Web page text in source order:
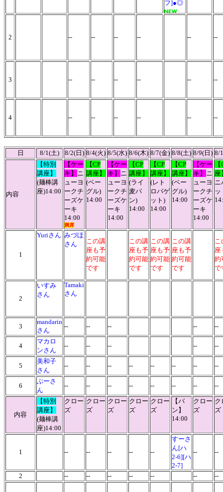
フ]●◎
2 -- -- -- -- --
3 -- -- -- -- -- --
4 -- -- -- -- -- --
日 8/1(土) 8/2(日) 8/4(火) 8/5(水) 8/6(木) 8/7(金) 8/8(土) 8/9(日) 8/
内容
【特別
講座】
(麺棒講
座)14:00
【ケー
キ】
ニ
ューヨ
ークチ
ーズケ
ーキ
14:00
満席
【CP
講座】
(ベー
グル)
14:00
【ケー
キ】
ニ
ューヨ
ークチ
ーズケ
ーキ
14:00
【CP
講座】
(ライ
麦パ
ン)
14:00
【CP
講座】
(レト
ロバゲ
ット )
14:00
【CP
講座】
(ベー
グル)
14:00
【ケー
キ】
ニ
ューヨ
ークチ
ーズケ
ーキ
14:00
座
ニ
ッ
1
Yuriさん みづほ
さん
この講
座も予
約可能
です
この講
座も予
約可能
です
この講
座も予
約可能
です
この講
座も予
約可能
です
座
約
で
2
いすみ
さん
Tamaki
さん
3
mandarin
さん
-- -- -- -- --
4
マカロ
ンさん
-- -- -- -- --
5
美和子
さん
-- -- -- -- -- -- -- --
6
ぶーさ
ん
-- -- -- -- -- -- -- --
内容
【特別
講座】
(麺棒講
座)14:00
クロー
ズ
クロー
ズ
クロー
ズ
クロー
ズ
クロー
ズ
【パ
ン】
14:00
クロー
ズ
ク
ズ
1 -- -- -- -- --
すーさ
ん[ハ
2-6][ハ
2-7]
--
2 -- -- -- -- -- --